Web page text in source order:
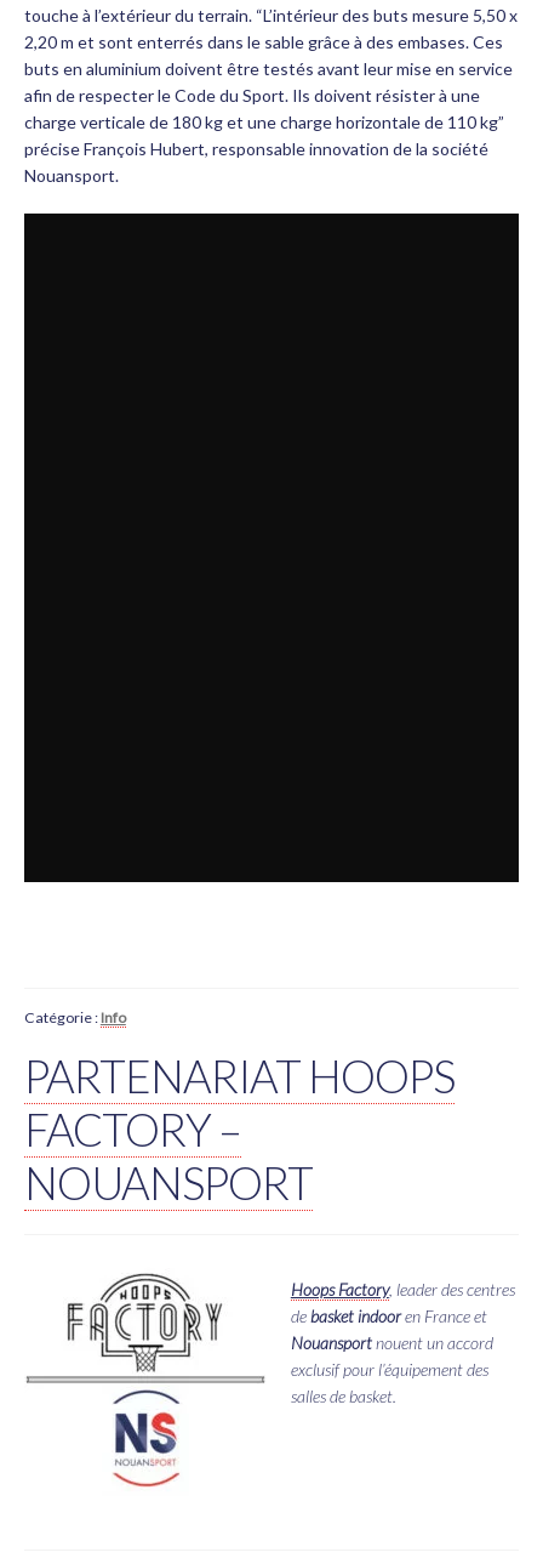
touche à l’extérieur du terrain. “L’intérieur des buts mesure 5,50 x
2,20 m et sont enterrés dans le sable grâce à des embases. Ces
buts en aluminium doivent être testés avant leur mise en service
afin de respecter le Code du Sport. Ils doivent résister à une
charge verticale de 180 kg et une charge horizontale de 110 kg”
précise François Hubert, responsable innovation de la société
Nouansport.
Catégorie : Info
PARTENARIAT HOOPS
FACTORY –
NOUANSPORT
Hoops Factory, leader des centres
debasket indooren France et
Nouansportnouent un accord
exclusif pour l’équipement des
salles de basket.